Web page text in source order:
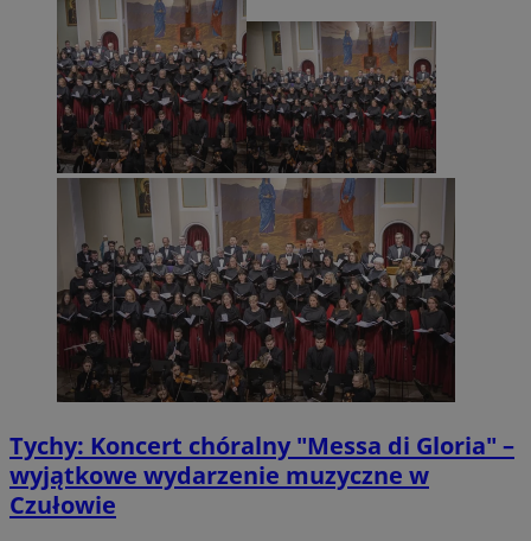
Tychy: Koncert chóralny "Messa di Gloria" –
wyjątkowe wydarzenie muzyczne w
Czułowie